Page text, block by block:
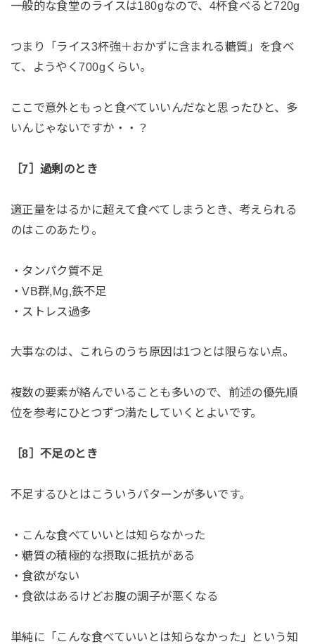
一般的な食堂のライスは180gなので、4杯食べると720g
つまり「ライス3杯強＋おかずに含まれる糖質」を食べ
て、ようやく700gくらい。
ここで意外ともっと食べていいんだなと思ったひと、多
いんじゃないですか・・？
［7］過剰のとき
適正量をはるかに超えて食べてしまうとき、考えられる
のはこのあたり。
・タンパク質不足
・VB群,Mg,鉄不足
・ストレス過多
大事なのは、これらのうち原因は1つとは限らない点。
複数の要素が絡んでいることも多いので、前述の優先順
位を参考にひとつずつ満たしていくとよいです。
［8］不足のとき
不足するひとはこういうパターンが多いです。
・こんな食べていいとは知らなかった
・糖質の積極的な摂取に抵抗がある
・食欲がない
・食欲はあるけどお腹の調子が悪くなる
単純に「こんな食べていいとは知らなかった」という知